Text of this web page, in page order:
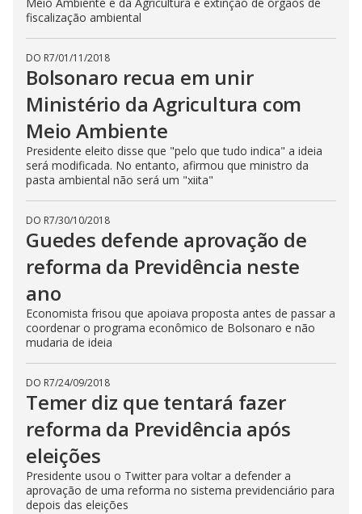
fiscalização ambiental
DO R7/01/11/2018
Bolsonaro recua em unir
Ministério da Agricultura com
Meio Ambiente
Presidente eleito disse que "pelo que tudo indica" a ideia
será modificada. No entanto, afirmou que ministro da
pasta ambiental não será um "xiita"
DO R7/30/10/2018
Guedes defende aprovação de
reforma da Previdência neste
ano
Economista frisou que apoiava proposta antes de passar a
coordenar o programa econômico de Bolsonaro e não
mudaria de ideia
DO R7/24/09/2018
Temer diz que tentará fazer
reforma da Previdência após
eleições
Presidente usou o Twitter para voltar a defender a
aprovação de uma reforma no sistema previdenciário para
depois das eleições